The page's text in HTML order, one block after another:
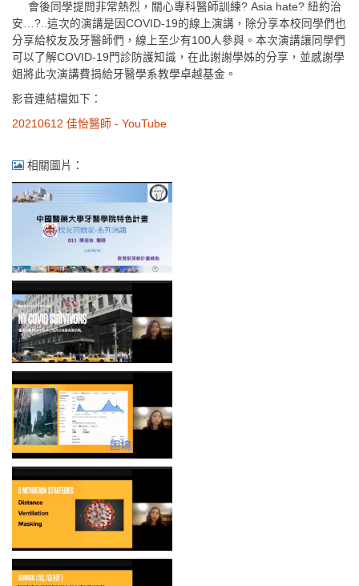
會後同學提問非常熱烈，關心專科醫師訓練? Asia hate? 紐約治
安…?..這次的演講是因COVID-19的線上演講，除分享本校同學們也
分享給校友及牙醫師們，線上至少有100人參與。本次演講讓同學們
可以了解COVID-19門診防護知識，在此謝謝學姊的分享，並感謝學
姐將此次演講費捐給牙醫學系教學卓越基金。
影音連結檔如下：
20210612 佳怡醫師 - YouTube
相關圖片：